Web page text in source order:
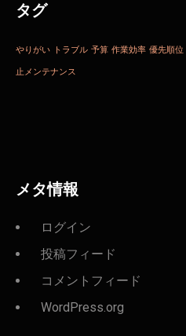
タグ
やりがい トラブル 予算 作業効率 優先順位
止メンテナンス
メタ情報
ログイン
投稿フィード
コメントフィード
WordPress.org